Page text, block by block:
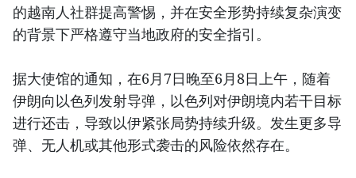
的越南人社群提高警惕，并在安全形势持续复杂演变
的背景下严格遵守当地政府的安全指引。
据大使馆的通知，在6月7日晚至6月8日上午，随着
伊朗向以色列发射导弹，以色列对伊朗境内若干目标
进行还击，导致以伊紧张局势持续升级。发生更多导
弹、无人机或其他形式袭击的风险依然存在。